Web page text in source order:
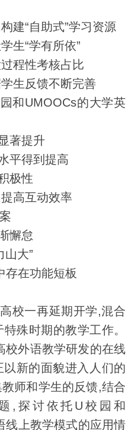
建“自助式”学习资源
生“学有所依”
程性考核占比
生反馈不断完善
和UMOOCs的大学英
著提升
平得到提高
极性
高互动效率
懈怠
山大”
存在功能短板
校一再延期开学,混合
殊时期的教学工作。
校外语教学研发的在线
新的面貌进入人们的
师和学生的反馈,结合
,探讨依托U校园和
线上教学模式的应用情